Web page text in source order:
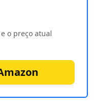
o preço atual